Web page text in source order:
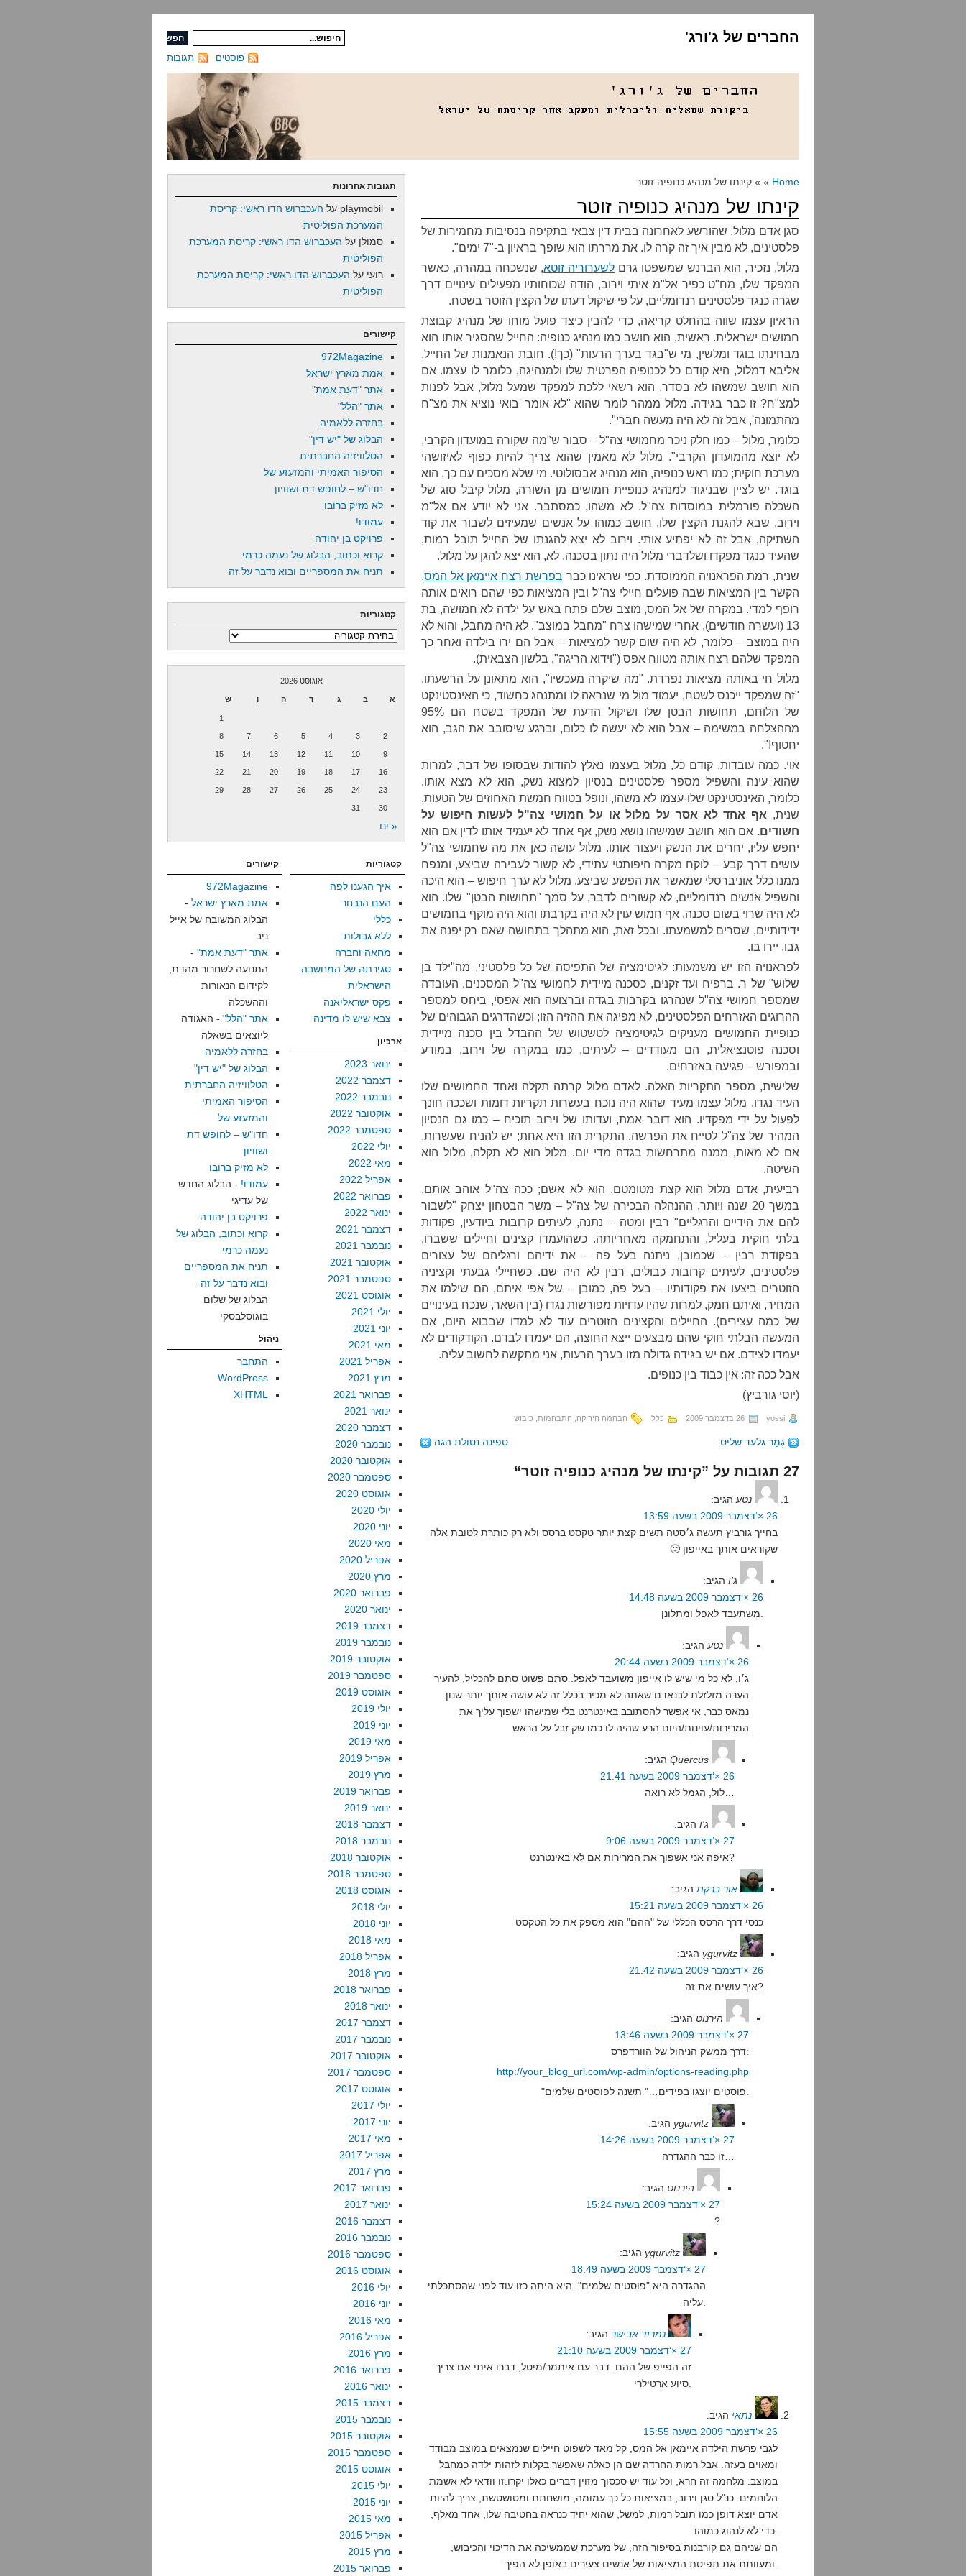
החברים של ג'ורג'
תגובות פוסטים
Home » » קינתו של מנהיג כנופיה זוטר
קינתו של מנהיג כנופיה זוטר
סגן אדם מלול, שהורשע לאחרונה בבית דין צבאי בתקיפה בנסיבות מחמירות של
פלסטינים, לא מבין איך זה קרה לו. את מררתו הוא שופך בראיון ב-"7 ימים".
מלול, נזכיר, הוא הברנש שמשפטו גרם לשערוריה זוטא, שנשכחה במהרה, כאשר
המפקד שלו, מח"ט כפיר אל"מ איתי וירוב, הודה שכוחותיו מפעילים עינויים דרך
שגרה כנגד פלסטינים רנדומליים, על פי שיקול דעתו של הקצין הזוטר בשטח.
הראיון עצמו שווה בהחלט קריאה, כדי להבין כיצד פועל מוחו של מנהיג קבוצת
חמושים ישראלית. ראשית, הוא חושב כמו מנהיג כנופיה: החייל שהסגיר אותו הוא
מבחינתו בוגד ומלשין, מי ש"בגד בערך הרעות" (כך!). חובת הנאמנות של החייל,
אליבא דמלול, היא קודם כל לכנופיה הפרטית שלו ולמנהיגה, כלומר לו עצמו. אם
הוא חושב שמשהו לא בסדר, הוא רשאי ללכת למפקד שמעל מלול, אבל לפנות
למצ"ח? זו כבר בגידה. מלול ממהר לומר שהוא "לא אומר 'בואי נוציא את מצ"ח
מהתמונה', אבל זה לא היה מעשה חברי".
כלומר, מלול – כמו חלק ניכר מחמושי צה"ל – סבור ש"מה שקורה במועדון הקרבי,
לא יוצא מהמועדון הקרבי". מלול לא מאמין שהוא צריך להיות כפוף לאיזושהי
מערכת חוקית; כמו ראש כנופיה, הוא מנהיג אבסולוטי. מי שלא מסכים עם כך, הוא
בוגד. יש לציין שבניגוד למנהיג כנופיית חמושים מן השורה, מלול קיבל סוג של
השכלה פורמלית במוסדות צה"ל. לא משהו, כמסתבר. אני לא יודע אם אל"מ
וירוב, שבא להגנת הקצין שלו, חושב כמוהו על אנשים שמעיזים לשבור את קוד
השתיקה, אבל זה לא יפתיע אותי. וירוב לא יצא להגנתו של החייל תובל רמות,
שהעיד כנגד מפקדו ושלדברי מלול היה נתון בסכנה. לא, הוא יצא להגן על מלול.
שנית, רמת הפראנויה הממוסדת. כפי שראינו כבר בפרשת רצח איימאן אל המס,
הקשר בין המציאות שבה פועלים חיילי צה"ל ובין המציאות כפי שהם רואים אותה
רופף למדי. במקרה של אל המס, מוצב שלם פתח באש על ילדה לא חמושה, בת
13 (ועשרה חודשים), אחרי שמישהו צרח "מחבל במוצב". לא היה מחבל, והוא לא
היה במוצב – כלומר, לא היה שום קשר למציאות – אבל הם ירו בילדה ואחר כך
המפקד שלהם רצח אותה מטווח אפס ("וידוא הריגה", בלשון הצבאית).
מלול חי באותה מציאות נפרדת. "מה שיקרה מעכשיו", הוא מתאונן על הרשעתו,
"זה שמפקד ייכנס לשטח, יעמוד מול מי שנראה לו ומתנהג כחשוד, כי האינסטינקט
של הלוחם, תחושות הבטן שלו ושיקול הדעת של המפקד בשטח הם 95%
מההצלחה במשימה – אבל הוא לא יעשה לו כלום, וברגע שיסובב את הגב, הוא
יחטוף!".
אוי. כמה עובדות. קודם כל, מלול בעצמו נאלץ להודות שבסופו של דבר, למרות
שהוא עינה והשפיל מספר פלסטינים בנסיון למצוא נשק, הוא לא מצא אותו.
כלומר, האינסטינקט שלו-עצמו לא משהו, ונופל בטווח חמשת האחוזים של הטעות.
שנית, אף אחד לא אסר על מלול או על חמושי צה"ל לעשות חיפוש על
חשודים. אם הוא חושב שמישהו נושא נשק, אף אחד לא יעמיד אותו לדין אם הוא
יחפש עליו, יחרים את הנשק ויעצור אותו. מלול עושה כאן את מה שחמושי צה"ל
עושים דרך קבע – לוקח מקרה היפותטי עתידי, לא קשור לעבירה שביצע, ומנפח
ממנו כלל אוניברסלי שמאשר את הפשע שביצע. מלול לא ערך חיפוש – הוא היכה
והשפיל אנשים רנדומליים, לא קשורים לדבר, על סמך "תחושות הבטן" שלו. הוא
לא היה שרוי בשום סכנה. אף חמוש עוין לא היה בקרבתו והוא היה מוקף בחמושים
ידידותיים, שסרים למשמעתו. ובכל זאת, הוא מתהלך בתחושה שאם רק יפנה את
גבו, יירו בו.
לפראנויה הזו יש משמעות: לגיטימציה של התפיסה של כל פלסטיני, מה"ילד בן
שלוש" של ר. ברפיח ועד זקנים, כסכנה מיידית לחמושי צה"ל המסכנים. העובדה
שמספר חמושי צה"ל שנהרגו בקרבות בגדה וברצועה הוא אפסי, ביחס למספר
ההרוגים האזרחים הפלסטינים, לא מפיגה את ההזיה הזו; וכשהדרגים הגבוהים של
כנופיית החמושים מעניקים לגיטימציה לטשטוש של ההבדל בין סכנה מיידית
וסכנה פוטנציאלית, הם מעודדים – לעיתים, כמו במקרה של וירוב, במודע
ובמפורש – פגיעה באזרחים.
שלישית, מספר התקריות האלה. לאדם מלול קרתה תקלה ואחד החמושים שלו
העיד נגדו. מלול עצמו מעיד שהוא היה נוכח בעשרות תקריות דומות ושככה חונך
לפעול על ידי מפקדיו. הוא דובר אמת, ועדותו של וירוב תוכיח – כמו גם הנסיון
המהיר של צה"ל לטייח את הפרשה. התקרית הזו היא אחת; יש להניח שעשרות,
אם לא מאות, ממנה מתרחשות בגדה מדי יום. מלול הוא לא תקלה, מלול הוא
השיטה.
רביעית, אדם מלול הוא קצת מטומטם. הוא לא אשם; ככה צה"ל אוהב אותם.
במשך 20 שנה ויותר, ההנהלה הבכירה של צה"ל – משר הבטחון יצחק "לשבור
להם את הידיים והרגליים" רבין ומטה – נתנה, לעיתים קרובות ביודעין, פקודות
בלתי חוקית בעליל, והתחמקה מאחריותה. כשהועמדו קצינים וחיילים ששברו,
בפקודת רבין – שכמובן, ניתנה בעל פה – את ידיהם ורגליהם של עצורים
פלסטינים, לעיתים קרובות כבולים, רבין לא היה שם. כשחיילי גבעתי וקציניה
הזוטרים ביצעו את פקודותיו – בעל פה, כמובן – של אפי איתם, הם שילמו את
המחיר, ואיתם חמק, למרות שהיו עדויות מפורשות נגדו (בין השאר, שנכח בעינויים
של כמה עצירים). החיילים והקצינים הזוטרים עוד לא למדו שבבוא היום, אם
המעשה הבלתי חוקי שהם מבצעים ייצא החוצה, הם יעמדו לבדם. הקודקודים לא
יעמדו לצידם. אם יש בגידה גדולה מזו בערך הרעות, אני מתקשה לחשוב עליה.
אבל ככה זה: אין כבוד בין כנופים.
(יוסי גורביץ)
yossi 26 בדצמבר 2009 כללי הבהמה הירוקה התבהמות כיבוש
גְמַר גלעד שליט ספינה נטולת הגה
27 תגובות על ”קינתו של מנהיג כנופיה זוטר“
נטע הגיב:
26 ×‘דצמבר 2009 בשעה 13:59
בחייך גורביץ תעשה ג׳סטה תשים קצת יותר טקסט ברסס ולא רק כותרת לטובת אלה
שקוראים אותך באייפון 🙂
ג'ו הגיב:
26 ×‘דצמבר 2009 בשעה 14:48
נטע הגיב:
26 ×‘דצמבר 2009 בשעה 20:44
ג׳ו, לא כל מי שיש לו אייפון משועבד לאפל. סתם פשוט סתם להכליל, להעיר
הערה מזלזלת לבנאדם שאתה לא מכיר בכלל זה לא עושה אותך יותר שנון
נמאס כבר, אי אפשר להסתובב באינטרנט בלי שמישהו ישפוך עליך את
המרירות/עוינות/היום הרע שהיה לו כמו שק זבל על הראש
Quercus הגיב:
26 ×‘דצמבר 2009 בשעה 21:41
ג'ו הגיב:
27 ×‘דצמבר 2009 בשעה 9:06
איפה אני אשפוך את המרירות אם לא באינטרנט?
אור ברקת הגיב:
26 ×‘דצמבר 2009 בשעה 15:21
כנסי דרך הרסס הכללי של "ההם" הוא מספק את כל הטקסט
ygurvitz הגיב:
26 ×‘דצמבר 2009 בשעה 21:42
איך עושים את זה?
הירנוט הגיב:
27 ×‘דצמבר 2009 בשעה 13:46
דרך ממשק הניהול של הוורדפרס:
http://your_blog_url.com/wp-admin/options-reading.php
ygurvitz הגיב:
27 ×‘דצמבר 2009 בשעה 14:26
הירנוט הגיב:
27 ×‘דצמבר 2009 בשעה 15:24
?
ygurvitz הגיב:
27 ×‘דצמבר 2009 בשעה 18:49
ההגדרה היא "פוסטים שלמים". היא היתה כזו עוד לפני שהסתכלתי
נמרוד אבישר הגיב:
27 ×‘דצמבר 2009 בשעה 21:10
זה הפייפ של ההם. דבר עם איתמר/מיטל, דברו איתי אם צריך
נתאי הגיב:
26 ×‘דצמבר 2009 בשעה 15:55
לגבי פרשת הילדה איימאן אל המס, קל מאד לשפוט חיילים שנמצאים במוצב מבודד
ומאוים בעזה. אבל רמות החרדה שם הן כאלה שאפשר בקלות לזהות ילדה כמחבל
במוצב. מלחמה זה חרא, וכל עוד יש סכסוך מזוין דברים כאלו יקרו.זו וודאי לא אשמת
הלוחמים. כנ"ל סגן וירוב, במציאות כל כך עמומה, מושחתת ומטושטשת, צריך להיות
אדם יוצא דופן כמו תובל רמות, למשל, שהוא יחיד כנראה בחטיבה שלו, אחד מאלף,
הם שניהם גם קורבנות בסיפור הזה, של מערכת שממשיכה את הדיכוי והכיבוש,
תגובות אחרונות
playmobil על העכברוש הדו ראשי: קריסת
המערכת הפוליטית
סמולן על העכברוש הדו ראשי: קריסת המערכת
הפוליטית
רועי על העכברוש הדו ראשי: קריסת המערכת
הפוליטית
קישורים
972Magazine
אמת מארץ ישראל
אתר "דעת אמת"
אתר "הלל"
בחזרה ללאמיה
הבלוג של "יש דין"
הטלוויזיה החברתית
הסיפור האמיתי והמזעזע של
חדו"ש – לחופש דת ושוויון
לא מזיק ברובו
עמודו!
פרויקט בן יהודה
קרוא וכתוב, הבלוג של נעמה כרמי
תניח את המספריים ובוא נדבר על זה
קטגוריות
קטגוריות
אוגוסט 2026
א ב ג ד ה ו ש
1
2
3
4
5
6
7
8
9
10
11
12
13
14
15
16
17
18
19
20
21
22
23
24
25
26
27
28
29
30
31
« ינו
קטגוריות
איך הגענו לפה
העם הנבחר
כללי
ללא גבולות
מחאה וחברה
סגירתה של המחשבה
הישראלית
פקס ישראליאנה
צבא שיש לו מדינה
ארכיון
ינואר 2023
דצמבר 2022
נובמבר 2022
אוקטובר 2022
ספטמבר 2022
יולי 2022
מאי 2022
אפריל 2022
פברואר 2022
ינואר 2022
דצמבר 2021
נובמבר 2021
אוקטובר 2021
ספטמבר 2021
אוגוסט 2021
יולי 2021
יוני 2021
מאי 2021
אפריל 2021
מרץ 2021
פברואר 2021
ינואר 2021
דצמבר 2020
נובמבר 2020
אוקטובר 2020
ספטמבר 2020
אוגוסט 2020
יולי 2020
יוני 2020
מאי 2020
אפריל 2020
מרץ 2020
פברואר 2020
ינואר 2020
דצמבר 2019
נובמבר 2019
אוקטובר 2019
ספטמבר 2019
אוגוסט 2019
יולי 2019
יוני 2019
מאי 2019
אפריל 2019
מרץ 2019
פברואר 2019
ינואר 2019
דצמבר 2018
נובמבר 2018
אוקטובר 2018
ספטמבר 2018
אוגוסט 2018
יולי 2018
יוני 2018
מאי 2018
אפריל 2018
מרץ 2018
פברואר 2018
ינואר 2018
דצמבר 2017
נובמבר 2017
אוקטובר 2017
ספטמבר 2017
אוגוסט 2017
יולי 2017
יוני 2017
מאי 2017
אפריל 2017
מרץ 2017
פברואר 2017
ינואר 2017
דצמבר 2016
נובמבר 2016
ספטמבר 2016
אוגוסט 2016
יולי 2016
יוני 2016
מאי 2016
אפריל 2016
מרץ 2016
פברואר 2016
ינואר 2016
דצמבר 2015
נובמבר 2015
אוקטובר 2015
ספטמבר 2015
אוגוסט 2015
יולי 2015
יוני 2015
מאי 2015
אפריל 2015
מרץ 2015
פברואר 2015
קישורים
972Magazine
אמת מארץ ישראל -
הבלוג המשובח של אייל
ניב
אתר "דעת אמת" -
התנועה לשחרור מהדת,
לקידום הנאורות
וההשכלה
אתר "הלל" - האגודה
ליוצאים בשאלה
בחזרה ללאמיה
הבלוג של "יש דין"
הטלוויזיה החברתית
הסיפור האמיתי
והמזעזע של
חדו"ש – לחופש דת
ושוויון
לא מזיק ברובו
עמודו! - הבלוג החדש
של עדיגי
פרויקט בן יהודה
קרוא וכתוב, הבלוג של
נעמה כרמי
תניח את המספריים
ובוא נדבר על זה -
הבלוג של שלום
בוגוסלבסקי
ניהול
התחבר
WordPress
XHTML